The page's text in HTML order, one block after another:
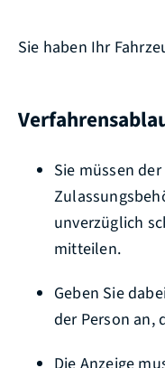
Sie haben Ihr
Sie müssen
unverzüglich
mitteilen.
Geben Sie
der Person an,